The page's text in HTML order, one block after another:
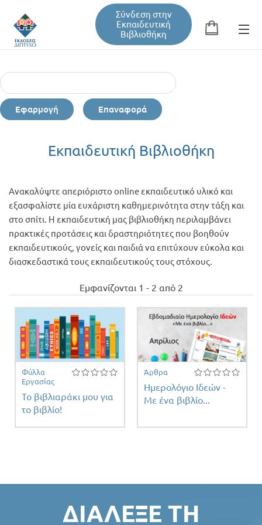
Σύνδεση στην
Εκπαιδευτική
Βιβλιοθήκη
Φόρμα αναζήτησης
Εκπαιδευτική Βιβλιοθήκη
Σεμινάρια / Συνέδρια
Τεύχη Περιοδικών
Εφαρμογή Επαναφορά
Εκπαιδευτική Βιβλιοθήκη
Ανακαλύψτε απεριόριστο online εκπαιδευτικό υλικό και
εξασφαλίστε μία ευχάριστη καθημερινότητα στην τάξη και
στο σπίτι. Η εκπαιδευτική μας βιβλιοθήκη περιλαμβάνει
πρακτικές προτάσεις και δραστηριότητες που βοηθούν
εκπαιδευτικούς, γονείς και παιδιά να επιτύχουν εύκολα και
διασκεδαστικά τους εκπαιδευτικούς τους στόχους.
Εμφανίζονται 1 - 2 από 2
Φύλλα
Εργασίας
Το βιβλιαράκι μου για
το βιβλίο!
Άρθρα
Ημερολόγιο Ιδεών -
Με ένα βιβλίο...
ΔΙΆΛΕΞΕ ΤΗ